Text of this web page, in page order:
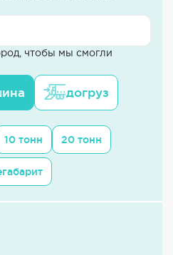
чтобы мы смогли
догруз
10 тонн 20 тонн